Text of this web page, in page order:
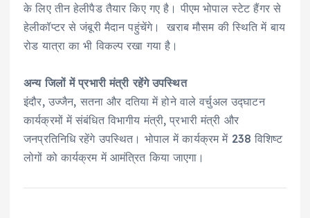
के लिए तीन हेलीपैड तैयार किए गए है। पीएम भोपाल स्टेट हैंगर से
हेलीकॉप्टर से जंबूरी मैदान पहुंचेंगे। खराब मौसम की स्थिति में बाय
रोड यात्रा का भी विकल्प रखा गया है।
अन्य जिलों में प्रभारी मंत्री रहेंगे उपस्थित
इंदौर, उज्जैन, सतना और दतिया में होने वाले वर्चुअल उद्घाटन
कार्यक्रमों में संबंधित विभागीय मंत्री, प्रभारी मंत्री और
जनप्रतिनिधि रहेंगे उपस्थित। भोपाल में कार्यक्रम में 238 विशिष्ट
लोगों को कार्यक्रम में आमंत्रित किया जाएगा।